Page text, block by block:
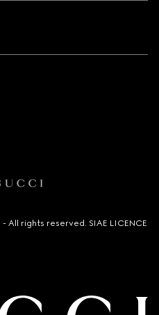
All rights reserved. SIAE LICENCE